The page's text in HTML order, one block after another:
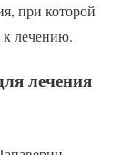
при которой
лечению.
лечения